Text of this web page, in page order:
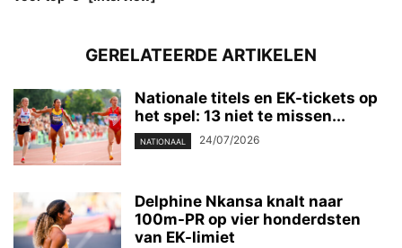
GERELATEERDE ARTIKELEN
Nationale titels en EK-tickets op
het spel: 13 niet te missen...
NATIONAAL 24/07/2026
Delphine Nkansa knalt naar
100m-PR op vier honderdsten
van EK-limiet